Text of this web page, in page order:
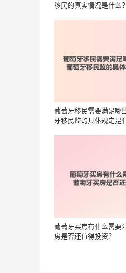
移民的真实情况是什么？
葡萄牙移民需要满足哪
牙移民监的具体规定是
葡萄牙买房有什么需要
房是否还值得投资？